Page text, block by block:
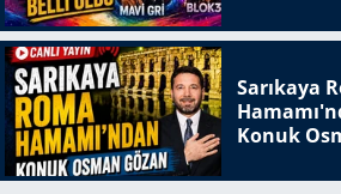
Sarıkaya
Konuk